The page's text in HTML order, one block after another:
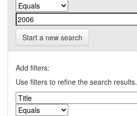
Start a new search
Add filters:
Use filters to refine the search results.